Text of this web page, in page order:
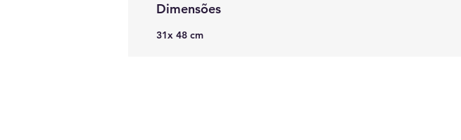
Dimensões
31x 48 cm